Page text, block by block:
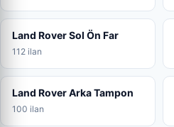
Land Rover Sol Ön Far
112 ilan
Land Rover Arka Tampon
100 ilan